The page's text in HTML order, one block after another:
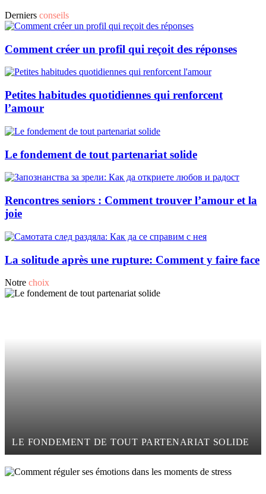
Derniers conseils
Comment créer un profil qui reçoit des réponses
Petites habitudes quotidiennes qui renforcent
l’amour
Le fondement de tout partenariat solide
Rencontres seniors : Comment trouver l’amour et la
joie
La solitude après une rupture: Comment y faire face
Notre choix
LE FONDEMENT DE TOUT PARTENARIAT SOLIDE